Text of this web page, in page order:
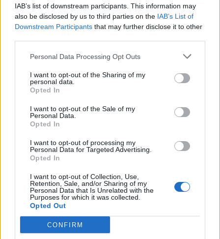
IAB’s list of downstream participants. This information may
also be disclosed by us to third parties on the IAB’s List of
Downstream Participants that may further disclose it to other
Personal Data Processing Opt Outs
I want to opt-out of the Sharing of my
personal data.
Opted In
I want to opt-out of the Sale of my
Personal Data.
Opted In
I want to opt-out of processing my
Personal Data for Targeted Advertising.
Opted In
I want to opt-out of Collection, Use,
Retention, Sale, and/or Sharing of my
Personal Data that Is Unrelated with the
Purposes for which it was collected.
Opted Out
CONFIRM